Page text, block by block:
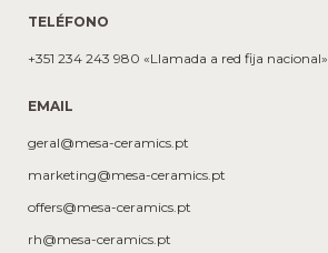
TELÉFONO
+351 234 243 980 «Llamada a red fija nacional»
EMAIL
geral@mesa-ceramics.pt
marketing@mesa-ceramics.pt
offers@mesa-ceramics.pt
rh@mesa-ceramics.pt